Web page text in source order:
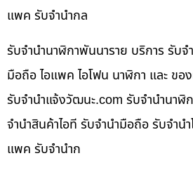
แพค รับจำนำกล
รับจำนำนาฬิกาพันนาราย บริการ รับจ
มือถือ ไอแพค ไอโฟน นาฬิกา และ ขอ
รับจํานําแจ้งวัฒนะ.com รับจำนำนาฬิ
จำนำสินค้าไอที รับจำนำมือถือ รับจำน
แพค รับจำนำก